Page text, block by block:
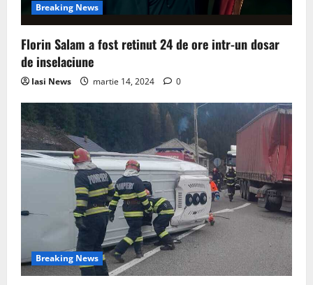
Breaking News
Florin Salam a fost retinut 24 de ore intr-un dosar
de inselaciune
Iasi News martie 14, 2024 0
Breaking News